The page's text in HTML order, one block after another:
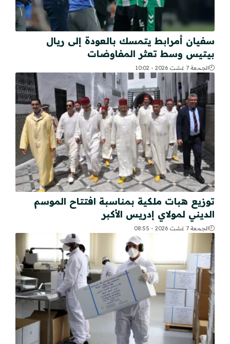
سفيان أمرابط يتمسك بالعودة إلى ريال
بيتيس وسط تعثر المفاوضات
الجمعة 7 غشت 2026 - 10:02
توزيع هبات ملكية بمناسبة افتتاح الموسم
الديني لمولاي إدريس الأكبر
الجمعة 7 غشت 2026 - 08:55